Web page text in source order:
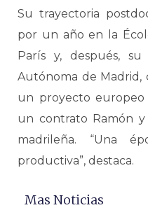
Su trayectoria
por un año en la
París y, después,
Autónoma de
un proyecto europeo
un contrato Ramón y
madrileña. “Una
productiva”, destaca.
Mas Noticias